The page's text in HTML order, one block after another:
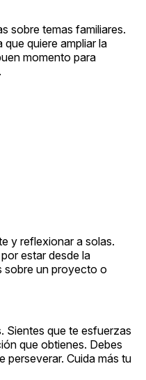
sobre temas familiares.
que quiere ampliar la
momento para
y reflexionar a solas.
estar desde la
sobre un proyecto o
Sientes que te esfuerzas
que obtienes. Debes
perseverar. Cuida más tu